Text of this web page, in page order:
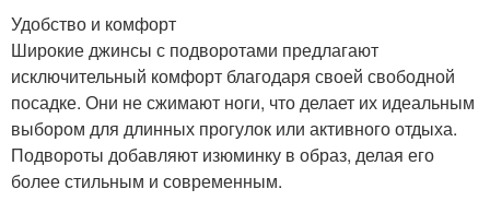
Удобство и комфорт
Широкие джинсы с подворотами предлагают
исключительный комфорт благодаря своей свободной
посадке. Они не сжимают ноги, что делает их идеальным
выбором для длинных прогулок или активного отдыха.
Подвороты добавляют изюминку в образ, делая его
более стильным и современным.